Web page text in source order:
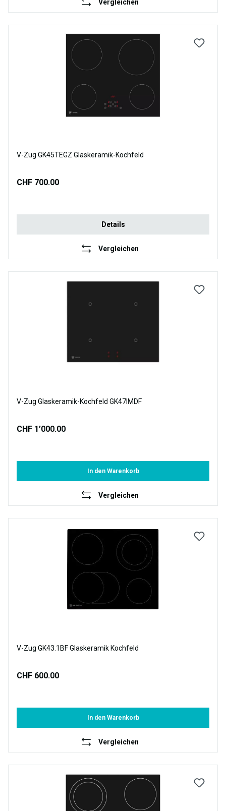
Vergleichen
V-Zug GK45TEGZ Glaskeramik-Kochfeld
CHF 700.00
Details
Vergleichen
V-Zug Glaskeramik-Kochfeld GK47IMDF
CHF 1’000.00
In den Warenkorb
Vergleichen
V-Zug GK43.1BF Glaskeramik Kochfeld
CHF 600.00
In den Warenkorb
Vergleichen